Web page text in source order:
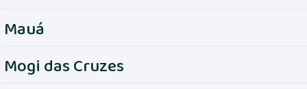
Mauá
Mogi das Cruzes